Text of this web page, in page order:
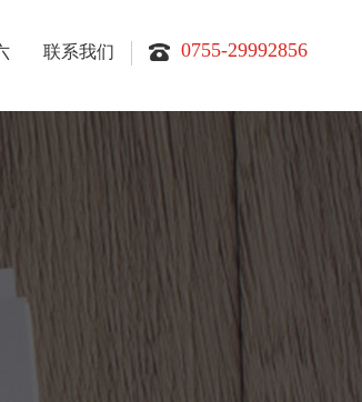
联系我们 0755-29992856